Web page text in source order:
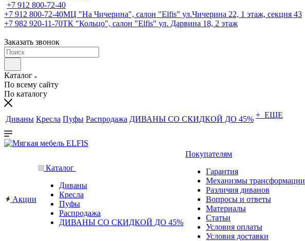
+7 912 800-72-40
+7 912 800-72-40МЦ "На Чичерина", салон "Elfis" ул.Чичерина 22, 1 этаж, секция 43
+7 982 920-11-70ТК "Кольцо", салон "Elfis" ул. Дарвина 18, 2 этаж
Заказать звонок
Каталог
По всему сайту
По каталогу
Диваны Кресла Пуфы Распродажа ДИВАНЫ СО СКИДКОЙ ДО 45% + ЕЩЕ
Акции
Каталог
Диваны
Кресла
Пуфы
Распродажа
ДИВАНЫ СО СКИДКОЙ ДО 45%
Покупателям
Гарантия
Механизмы трансформации
Различия диванов
Вопросы и ответы
Материалы
Статьи
Условия оплаты
Условия доставки